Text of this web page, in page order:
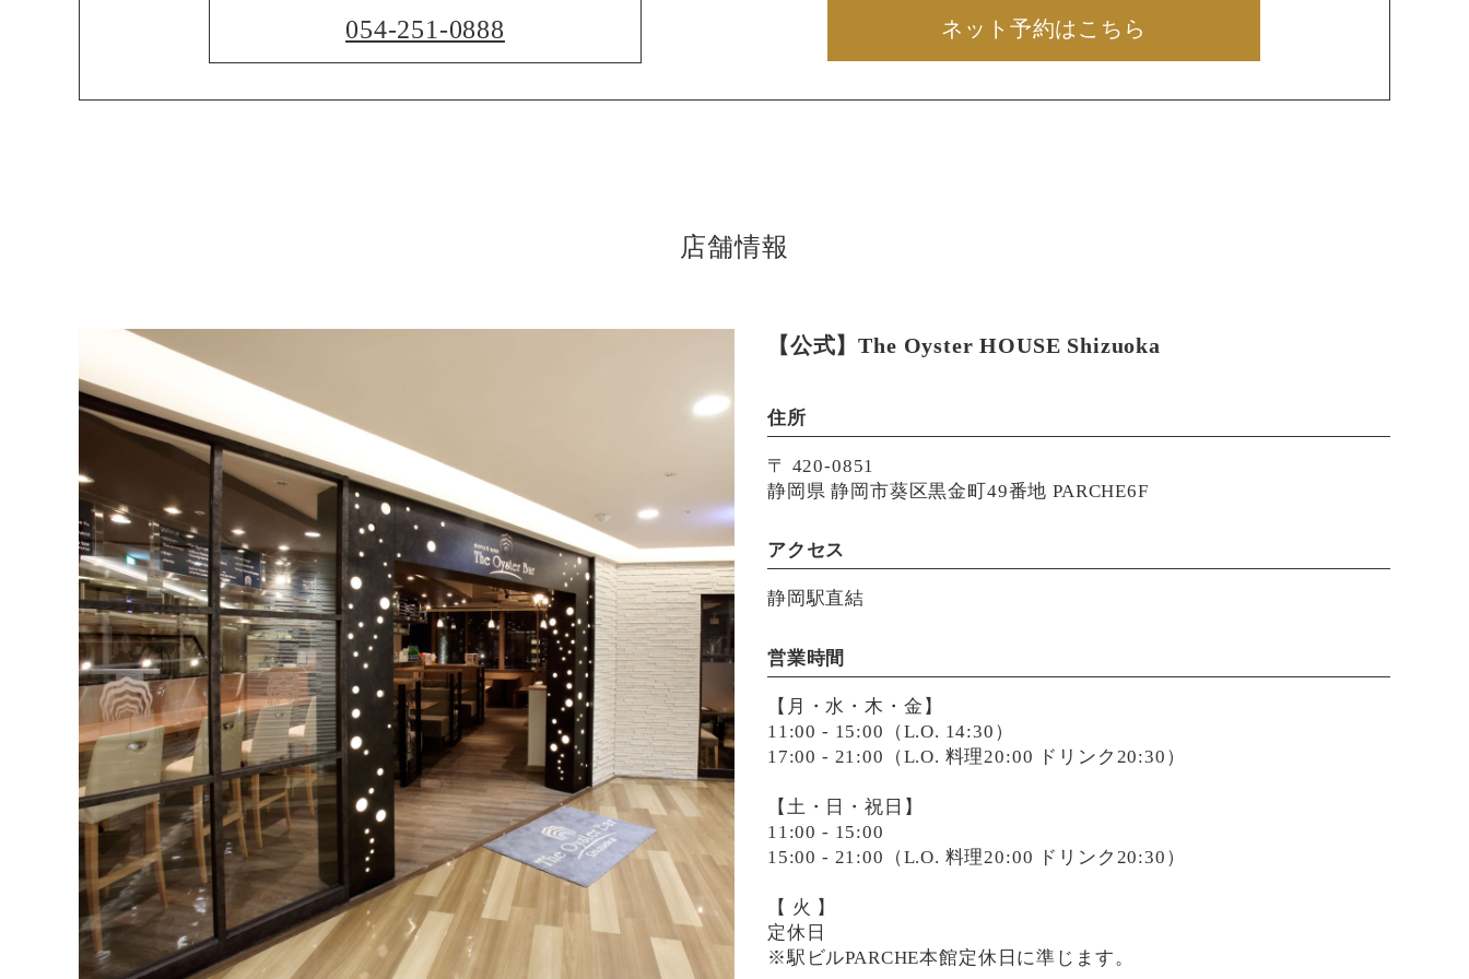
054-251-0888 ネット予約はこちら
店舗情報
【公式】The Oyster HOUSE Shizuoka
住所
〒 420-0851
静岡県 静岡市葵区黒金町49番地 PARCHE6F
アクセス
静岡駅直結
営業時間
【月・水・木・金】
11:00 - 15:00（L.O. 14:30）
17:00 - 21:00（L.O. 料理20:00 ドリンク20:30）
【土・日・祝日】
11:00 - 15:00
15:00 - 21:00（L.O. 料理20:00 ドリンク20:30）
【 火 】
定休日
※駅ビルPARCHE本館定休日に準じます。